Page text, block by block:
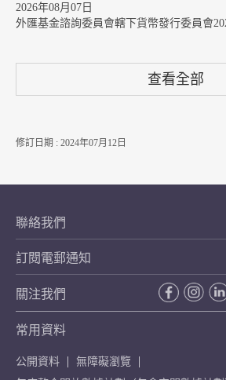
2026年08月07日
外匯基金諮詢委員會轄下貨幣發行委員會
查看全部
修訂日期 : 2024年07月12日
聯絡我們
訂閱電郵通知
關注我們
常用資料
公開資料
無障礙瀏覽